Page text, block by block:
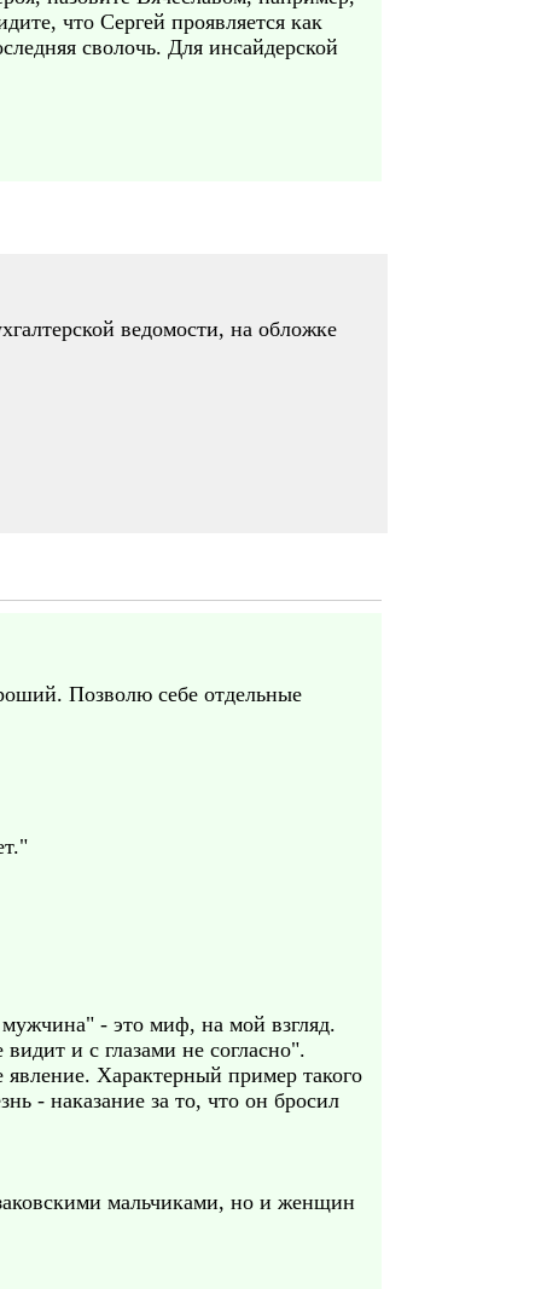
что Сергей проявляется как
сволочь. Для инсайдерской
ведомости, на обложке
Позволю себе отдельные
- это миф, на мой взгляд.
и с глазами не согласно".
Характерный пример такого
- наказание за то, что он бросил
мальчиками, но и женщин